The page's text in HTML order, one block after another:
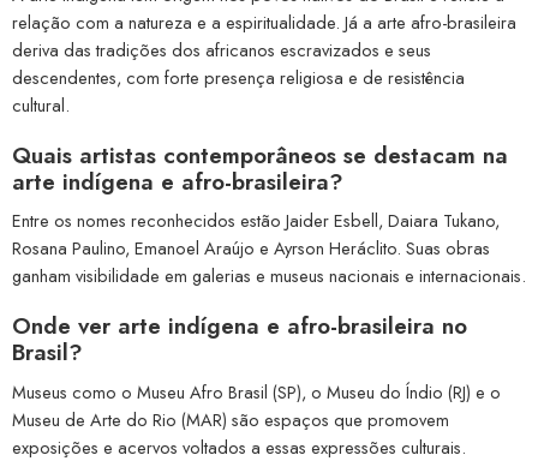
relação com a natureza e a espiritualidade. Já a arte afro-brasileira
deriva das tradições dos africanos escravizados e seus
descendentes, com forte presença religiosa e de resistência
cultural.
Quais artistas contemporâneos se destacam na
arte indígena e afro-brasileira?
Entre os nomes reconhecidos estão Jaider Esbell, Daiara Tukano,
Rosana Paulino, Emanoel Araújo e Ayrson Heráclito. Suas obras
ganham visibilidade em galerias e museus nacionais e internacionais.
Onde ver arte indígena e afro-brasileira no
Brasil?
Museus como o Museu Afro Brasil (SP), o Museu do Índio (RJ) e o
Museu de Arte do Rio (MAR) são espaços que promovem
exposições e acervos voltados a essas expressões culturais.